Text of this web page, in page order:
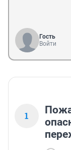
Гость
Войти
1